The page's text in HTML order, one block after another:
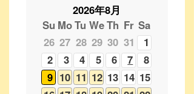
6
12 13 14 15
16 17 18 19 20 21 22
23 24 25 26 27 28 29
31 1 2 3
2026年9月
SuMo Tu WeTh Fr Sa